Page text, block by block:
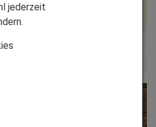
einem HEIM & HAUS -
und individuell beraten.
aufnehmen
jederzeit